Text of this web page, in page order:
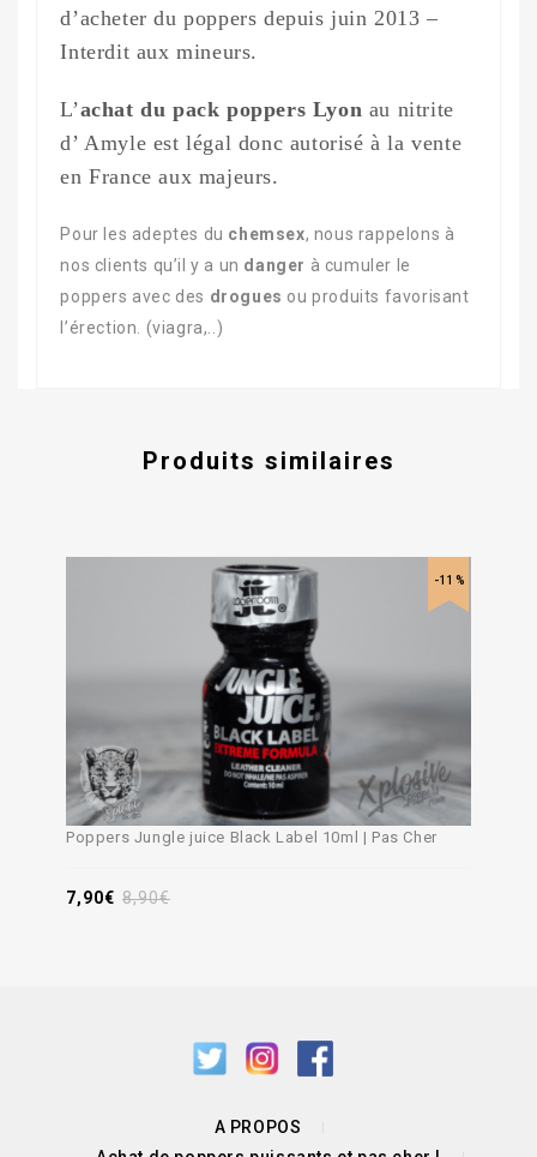
d’acheter du poppers depuis juin 2013 –
Interdit aux mineurs.
L’achat du pack poppers Lyon au nitrite
d’ Amyle est légal donc autorisé à la vente
en France aux majeurs.
Pour les adeptes du chemsex, nous rappelons à
nos clients qu’il y a un danger à cumuler le
poppers avec des drogues ou produits favorisant
l’érection. (viagra,..)
Produits similaires
-11%
Poppers Jungle juice Black Label 10ml | Pas Cher
8,90€
7,90€
A PROPOS